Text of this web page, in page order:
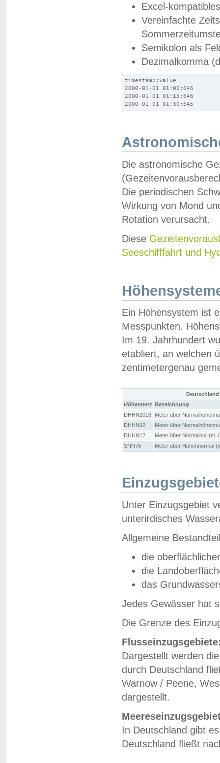
Excel-
Vereinfachte
Semikolon als
Dezimalkomma
timestamp;value
2000-01-01 01:00;646
2000-01-01 01:15;646
2000-01-01 01:30;645
Die astronomische
Die periodischen
Wirkung von Mond
Rotation verursacht.
Diese
Seeschifffahrt und
Ein Höhensystem ist
Messpunkten.
Im 19. Jahrhundert
etabliert, an welchen
zentimetergenau
Höhennetz Bezeichnung
DHHN2016
Meter über
DHHN92
Meter über
DHHN12
Meter über Normalnull (m.
SNN76
Meter über Höhennormal
Unter Einzugsgebiet
unterirdisches
Allgemeine
die
die
das
Jedes Gewässer hat
Die Grenze des
Dargestellt werden
durch Deutschland
Warnow / Peene,
dargestellt.
In Deutschland gibt
Deutschland fließt